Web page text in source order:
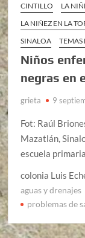
CINTILLO
LA
LA NIÑEZ EN LA
SINALOA
TEMAS
Niños
negras en
grieta 9
Fot: Raúl
Mazatlán,
escuela
colonia Luis
aguas y drenajes
problemas de